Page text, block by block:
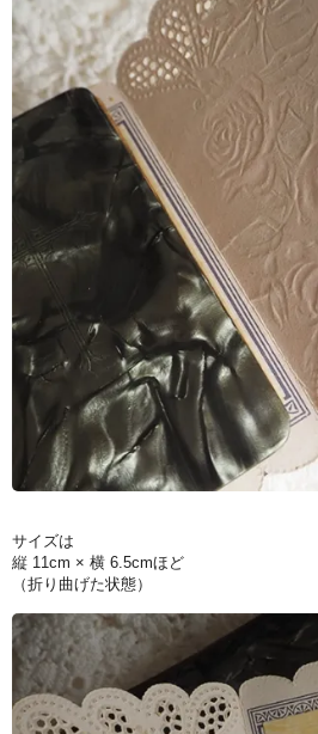
サイズは
縦 11cm × 横 6.5cmほど
（折り曲げた状態）